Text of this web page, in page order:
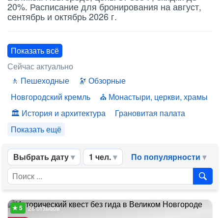
20%. Расписание для бронирования на август,
сентябрь и октябрь 2026 г.
Показать всё
Сейчас актуально
Пешеходные
Обзорные
Новгородский кремль
Монастыри, церкви, храмы
История и архитектура
Грановитая палата
Показать ещё
Выбрать дату 1 чел. По популярности
28 отзывов